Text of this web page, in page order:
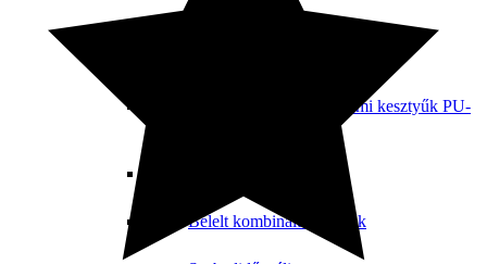
Téli mártott munkavédelmi kesztyűk PU-
NITRIL-LATEX
Bélelt kombinált kesztyűk